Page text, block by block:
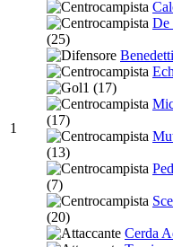
1
De
(25)
1 (17)
(17)
(13)
(7)
(20)
Cerda